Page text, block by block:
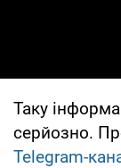
Таку
серйозно.
Telegram-